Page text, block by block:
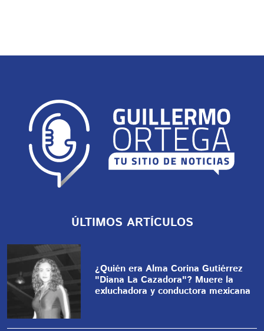
ÚLTIMOS ARTÍCULOS
¿Quién era Alma Corina Gutiérrez
"Diana La Cazadora"? Muere la
exluchadora y conductora mexicana